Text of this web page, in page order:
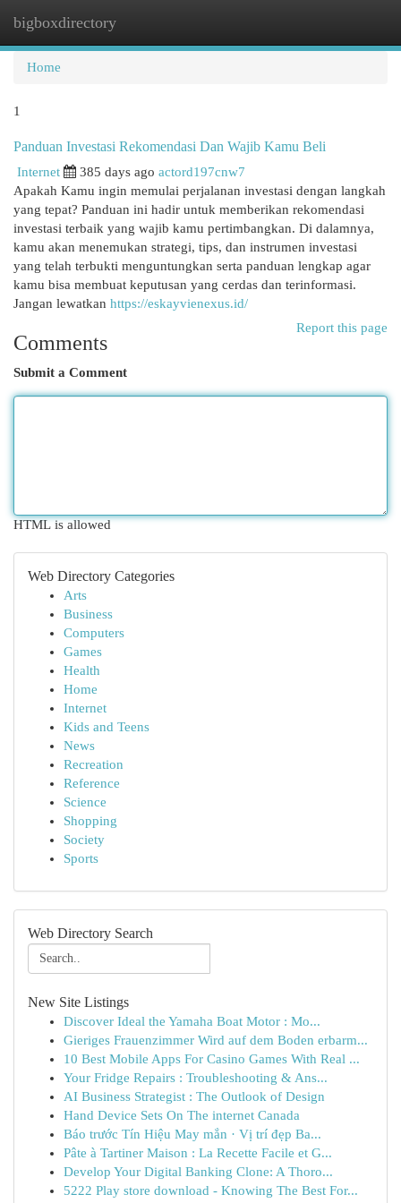
bigboxdirectory
Home
1
Panduan Investasi Rekomendasi Dan Wajib Kamu Beli
Internet 385 days ago actord197cnw7
Apakah Kamu ingin memulai perjalanan investasi dengan langkah
yang tepat? Panduan ini hadir untuk memberikan rekomendasi
investasi terbaik yang wajib kamu pertimbangkan. Di dalamnya,
kamu akan menemukan strategi, tips, dan instrumen investasi
yang telah terbukti menguntungkan serta panduan lengkap agar
kamu bisa membuat keputusan yang cerdas dan terinformasi.
Jangan lewatkan https://eskayvienexus.id/
Report this page
Comments
Submit a Comment
HTML is allowed
Web Directory Categories
Arts
Business
Computers
Games
Health
Home
Internet
Kids and Teens
News
Recreation
Reference
Science
Shopping
Society
Sports
Web Directory Search
New Site Listings
Discover Ideal the Yamaha Boat Motor : Mo...
Gieriges Frauenzimmer Wird auf dem Boden erbarm...
10 Best Mobile Apps For Casino Games With Real ...
Your Fridge Repairs : Troubleshooting & Ans...
AI Business Strategist : The Outlook of Design
Hand Device Sets On The internet Canada
Báo trước Tín Hiệu May mắn · Vị trí đẹp Ba...
Pâte à Tartiner Maison : La Recette Facile et G...
Develop Your Digital Banking Clone: A Thoro...
5222 Play store download - Knowing The Best For...